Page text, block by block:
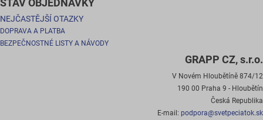
STAV OBJEDNÁVKY
NEJČASTĚJŠÍ OTAZKY
DOPRAVA A PLATBA
BEZPEČNOSTNÉ LISTY A NÁVODY
GRAPP CZ, s.r.o.
V Novém Hloubětíně 874/12
190 00 Praha 9 - Hloubětín
Česká Republika
E-mail: podpora@svetpeciatok.sk